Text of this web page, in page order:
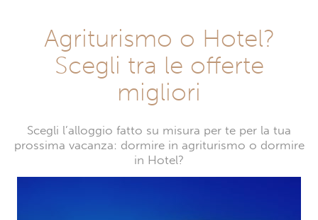
Agriturismo o Hotel?
Scegli tra le offerte
migliori
Scegli l’alloggio fatto su misura per te per la tua
prossima vacanza: dormire in agriturismo o dormire
in Hotel?